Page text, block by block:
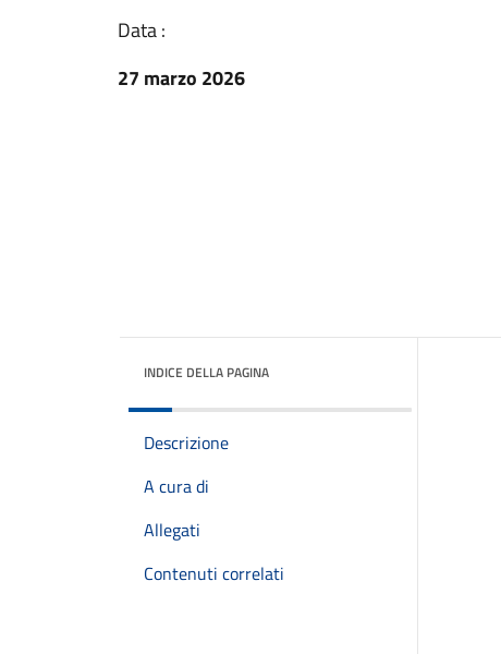
Data :
27 marzo 2026
INDICE DELLA PAGINA
Descrizione
A cura di
Allegati
Contenuti correlati